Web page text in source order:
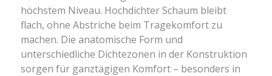
höchstem Niveau. Hochdichter Schaum bleibt
flach, ohne Abstriche beim Tragekomfort zu
machen. Die anatomische Form und
unterschiedliche Dichtezonen in der Konstruktion
sorgen für ganztägigen Komfort – besonders in